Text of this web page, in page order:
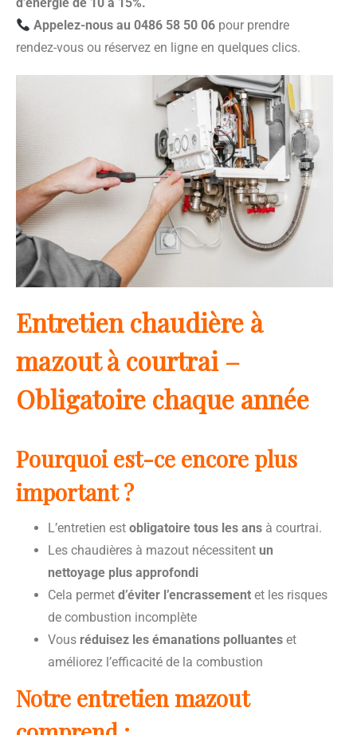
Appelez-nous au 0486 58 50 06 pour prendre
rendez-vous ou réservez en ligne en quelques clics.
Entretien chaudière à
mazout à courtrai –
Obligatoire chaque année
Pourquoi est-ce encore plus
important ?
L’entretien est obligatoire tous les ans à courtrai.
Les chaudières à mazout nécessitent un
nettoyage plus approfondi
Cela permet d’éviter l’encrassement et les risques
de combustion incomplète
Vous réduisez les émanations polluantes et
améliorez l’efficacité de la combustion
Notre entretien mazout